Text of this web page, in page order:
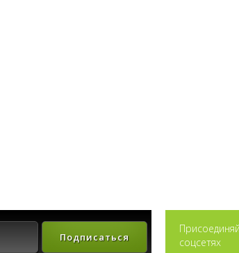
Подписаться
соцсетях